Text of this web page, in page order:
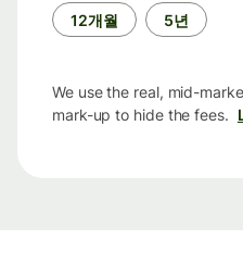
12개월 5년
We use the real, mid-
mark-up to hide the fees.